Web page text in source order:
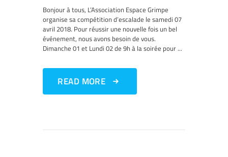
Bonjour à tous, L’Association Espace Grimpe
organise sa compétition d’escalade le samedi 07
avril 2018. Pour réussir une nouvelle fois un bel
événement, nous avons besoin de vous.
Dimanche 01 et Lundi 02 de 9h à la soirée pour ...
READ MORE